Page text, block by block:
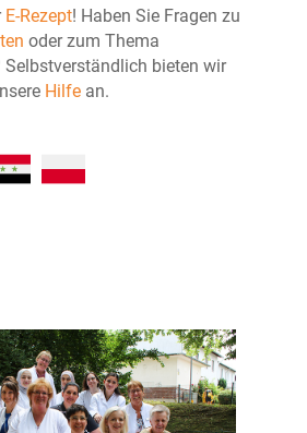
E-Rezept! Haben Sie Fragen zu
oder zum Thema
Selbstverständlich bieten wir
Hilfean.